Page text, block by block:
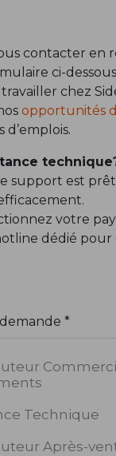
contacter en
ci-
chez
opportunités
support est
votre
dédié
*
Technique
Après-